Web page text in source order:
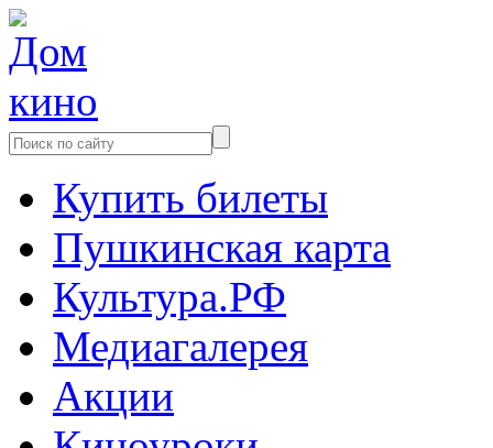
Купить билеты
Пушкинская карта
Культура.РФ
Медиагалерея
Акции